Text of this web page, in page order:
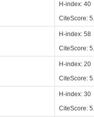
H-index: 40
CiteScore:
H-index: 58
CiteScore:
H-index: 20
CiteScore:
H-index: 30
CiteScore: